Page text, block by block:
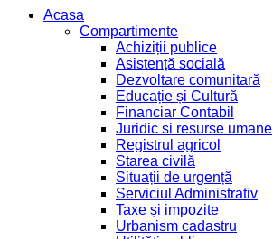
Acasa
Compartimente
Achiziții publice
Asistență socială
Dezvoltare comunitară
Educație și Cultură
Financiar Contabil
Juridic si resurse umane
Registrul agricol
Starea civilă
Situații de urgență
Serviciul Administrativ
Taxe și impozite
Urbanism cadastru